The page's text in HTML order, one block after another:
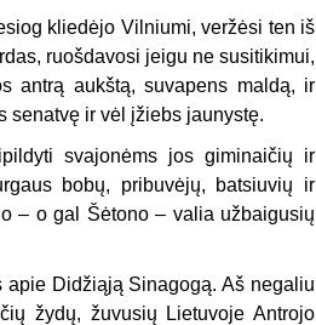
kliedėjo Vil­niumi, veržėsi ten iš
ruošdavosi jeigu ne susitikimui,
antrą aukštą, suvapens maldą, ir
senatvę ir vėl įžiebs jaunystę.
svajonėms jos giminaičių ir
bobų, pribuvėjų, batsiuvių ir
– o gal Šėtono – valia užbaigusių
Didžiąją Si­nagogą. Aš negaliu
žydų, žuvusių Lietuvoje Antrojo